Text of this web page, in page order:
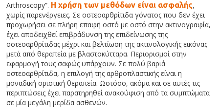
Arthroscopy”. Η χρήση των μεθόδων είναι ασφαλής,
χωρίς παρενέργειες. Σε οστεοαρθρίτιδα γόνατος που δεν έχει
προχωρήσει σε πλήρη επαφή οστό με οστό στην ακτινογραφία,
έχει αποδειχθεί επιβράδυνση της επιδείνωσης της
οστεοαρθρίτιδας μέχρι και βελτίωση της ακτινολογικής εικόνας
μετά από θεραπεία με βλαστοκύτταρα. Περιορισμοί στην
εφαρμογή τους σαφώς υπάρχουν. Σε πολύ βαριά
οστεοαρθρίτιδα, η επιλογή της αρθροπλαστικής είναι η
μοναδική οριστική θεραπεία. Ωστόσο, ακόμα και σε αυτές τις
περιπτώσεις έχει παρατηρηθεί ανακούφιση από τα συμπτώματα
σε μία μεγάλη μερίδα ασθενών.